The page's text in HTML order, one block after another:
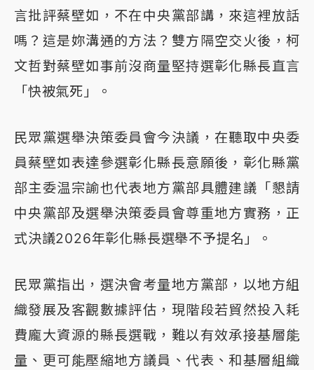
言批評蔡壁如，不在中央黨部講，來這裡放話
嗎？這是妳溝通的方法？雙方隔空交火後，柯
文哲對蔡壁如事前沒商量堅持選彰化縣長直言
「快被氣死」。
民眾黨選舉決策委員會今決議，在聽取中央委
員蔡壁如表達參選彰化縣長意願後，彰化縣黨
部主委温宗諭也代表地方黨部具體建議「懇請
中央黨部及選舉決策委員會尊重地方實務，正
式決議2026年彰化縣長選舉不予提名」。
民眾黨指出，選決會考量地方黨部，以地方組
織發展及客觀數據評估，現階段若貿然投入耗
費龐大資源的縣長選戰，難以有效承接基層能
量、更可能壓縮地方議員、代表、和基層組織